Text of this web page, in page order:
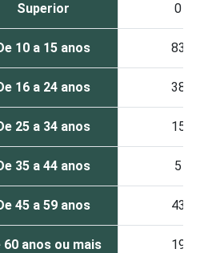
Superior 0
10 a 15 anos 83
16 a 24 anos 38
25 a 34 anos 15
35 a 44 anos 5
45 a 59 anos 43
60 anos ou mais 19